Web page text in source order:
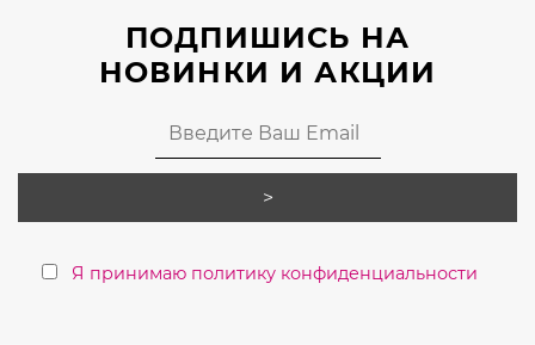
ПОДПИШИСЬ НА
НОВИНКИ И АКЦИИ
Я принимаю политику конфиденциальности